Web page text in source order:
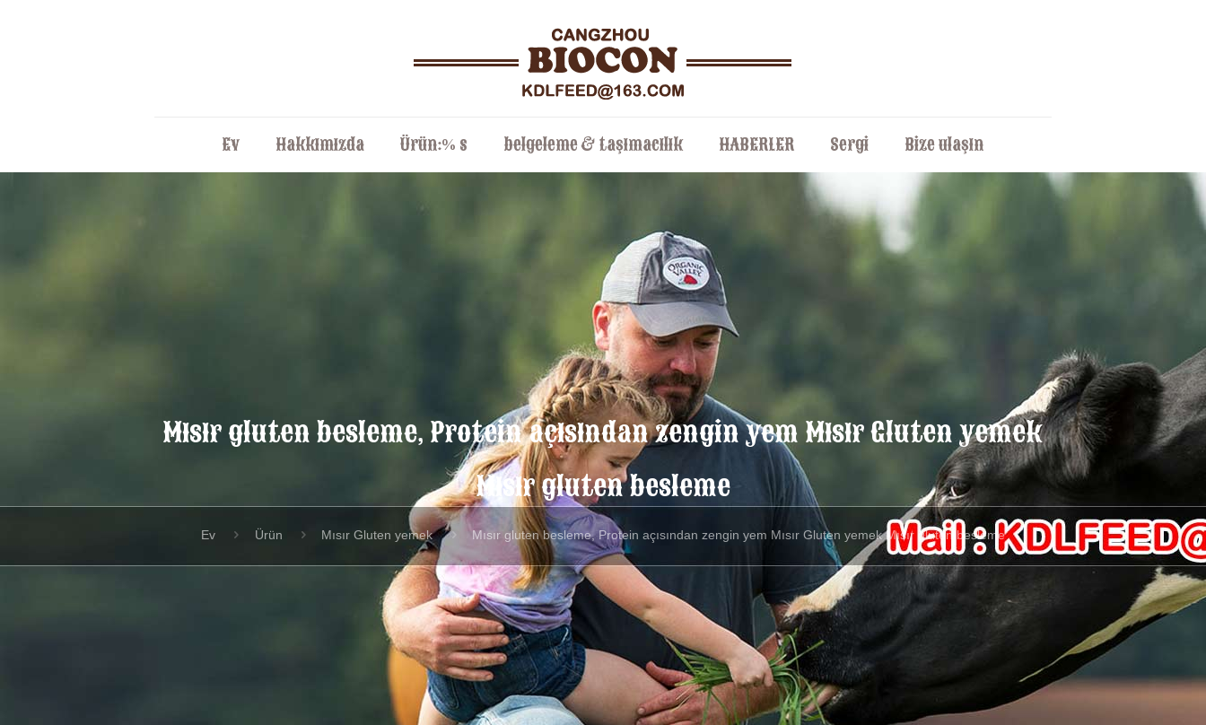
Ev Hakkımızda Ürün:% s belgeleme & taşımacılık HABERLER Sergi Bize ulaşın
Mısır gluten besleme, Protein açısından zengin yem Mısır Gluten yemek
Mısır gluten besleme
Ev Ürün Mısır Gluten yemek Mısır gluten besleme, Protein açısından zengin yem Mısır Gluten yemek Mısır gluten besleme